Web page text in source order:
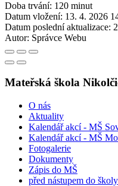
Doba trvání: 120 minut
Datum vložení: 13. 4. 2026
Datum poslední aktualizace:
Autor: Správce Webu
Mateřská škola
O nás
Aktuality
Kalendář akcí - MŠ
Kalendář akcí - MŠ
Fotogalerie
Dokumenty
Zápis do MŠ
před nástupem do školy